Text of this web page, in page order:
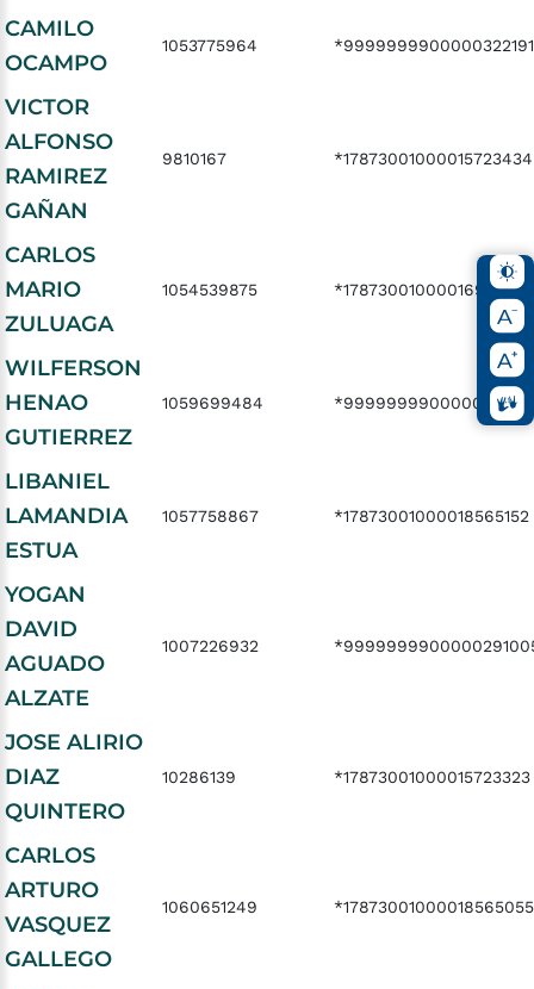
CAMILO
OCAMPO
1053775964
VICTOR
ALFONSO
RAMIREZ
GAÑAN
9810167 *17873001000015723434
CARLOS
MARIO
ZULUAGA
1054539875
WILFERSON
HENAO
GUTIERREZ
1059699484
LIBANIEL
LAMANDIA
ESTUA
1057758867 *17873001000018565152
YOGAN
DAVID
AGUADO
ALZATE
1007226932
JOSE ALIRIO
DIAZ
QUINTERO
10286139 *17873001000015723323
CARLOS
ARTURO
VASQUEZ
GALLEGO
1060651249 *17873001000018565055